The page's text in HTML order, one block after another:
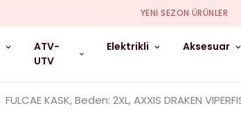
YENI SEZON ÜRÜNLER
ATV-
UTV
Elektrikli Aksesuar
FULCAE KASK, Beden: 2XL, AXXIS DRAKEN